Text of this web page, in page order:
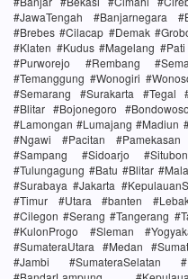
#JawaTengah #Banjarnegara
#Brebes #Cilacap #Demak
#Klaten #Kudus #Magelang
#Purworejo #Rembang
#Temanggung #Wonogiri
#Semarang #Surakarta #Tegal
#Blitar #Bojonegoro
#Lamongan #Lumajang #Madiun
#Ngawi #Pacitan
#Sampang #Sidoarjo
#Tulungagung #Batu #Blitar
#Surabaya #Jakarta
#Timur #Utara #banten
#Cilegon #Serang #Tangerang
#KulonProgo #Sleman
#SumateraUtara #Medan
#Jambi #SumateraSelatan